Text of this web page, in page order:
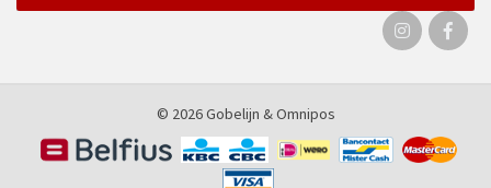
© 2026 Gobelijn &Omnipos